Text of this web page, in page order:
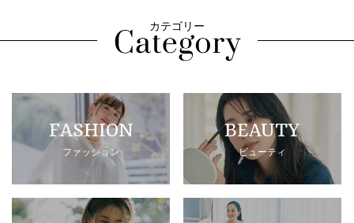
カテゴリー
FASHION
ファッション
BEAUTY
ビューティ